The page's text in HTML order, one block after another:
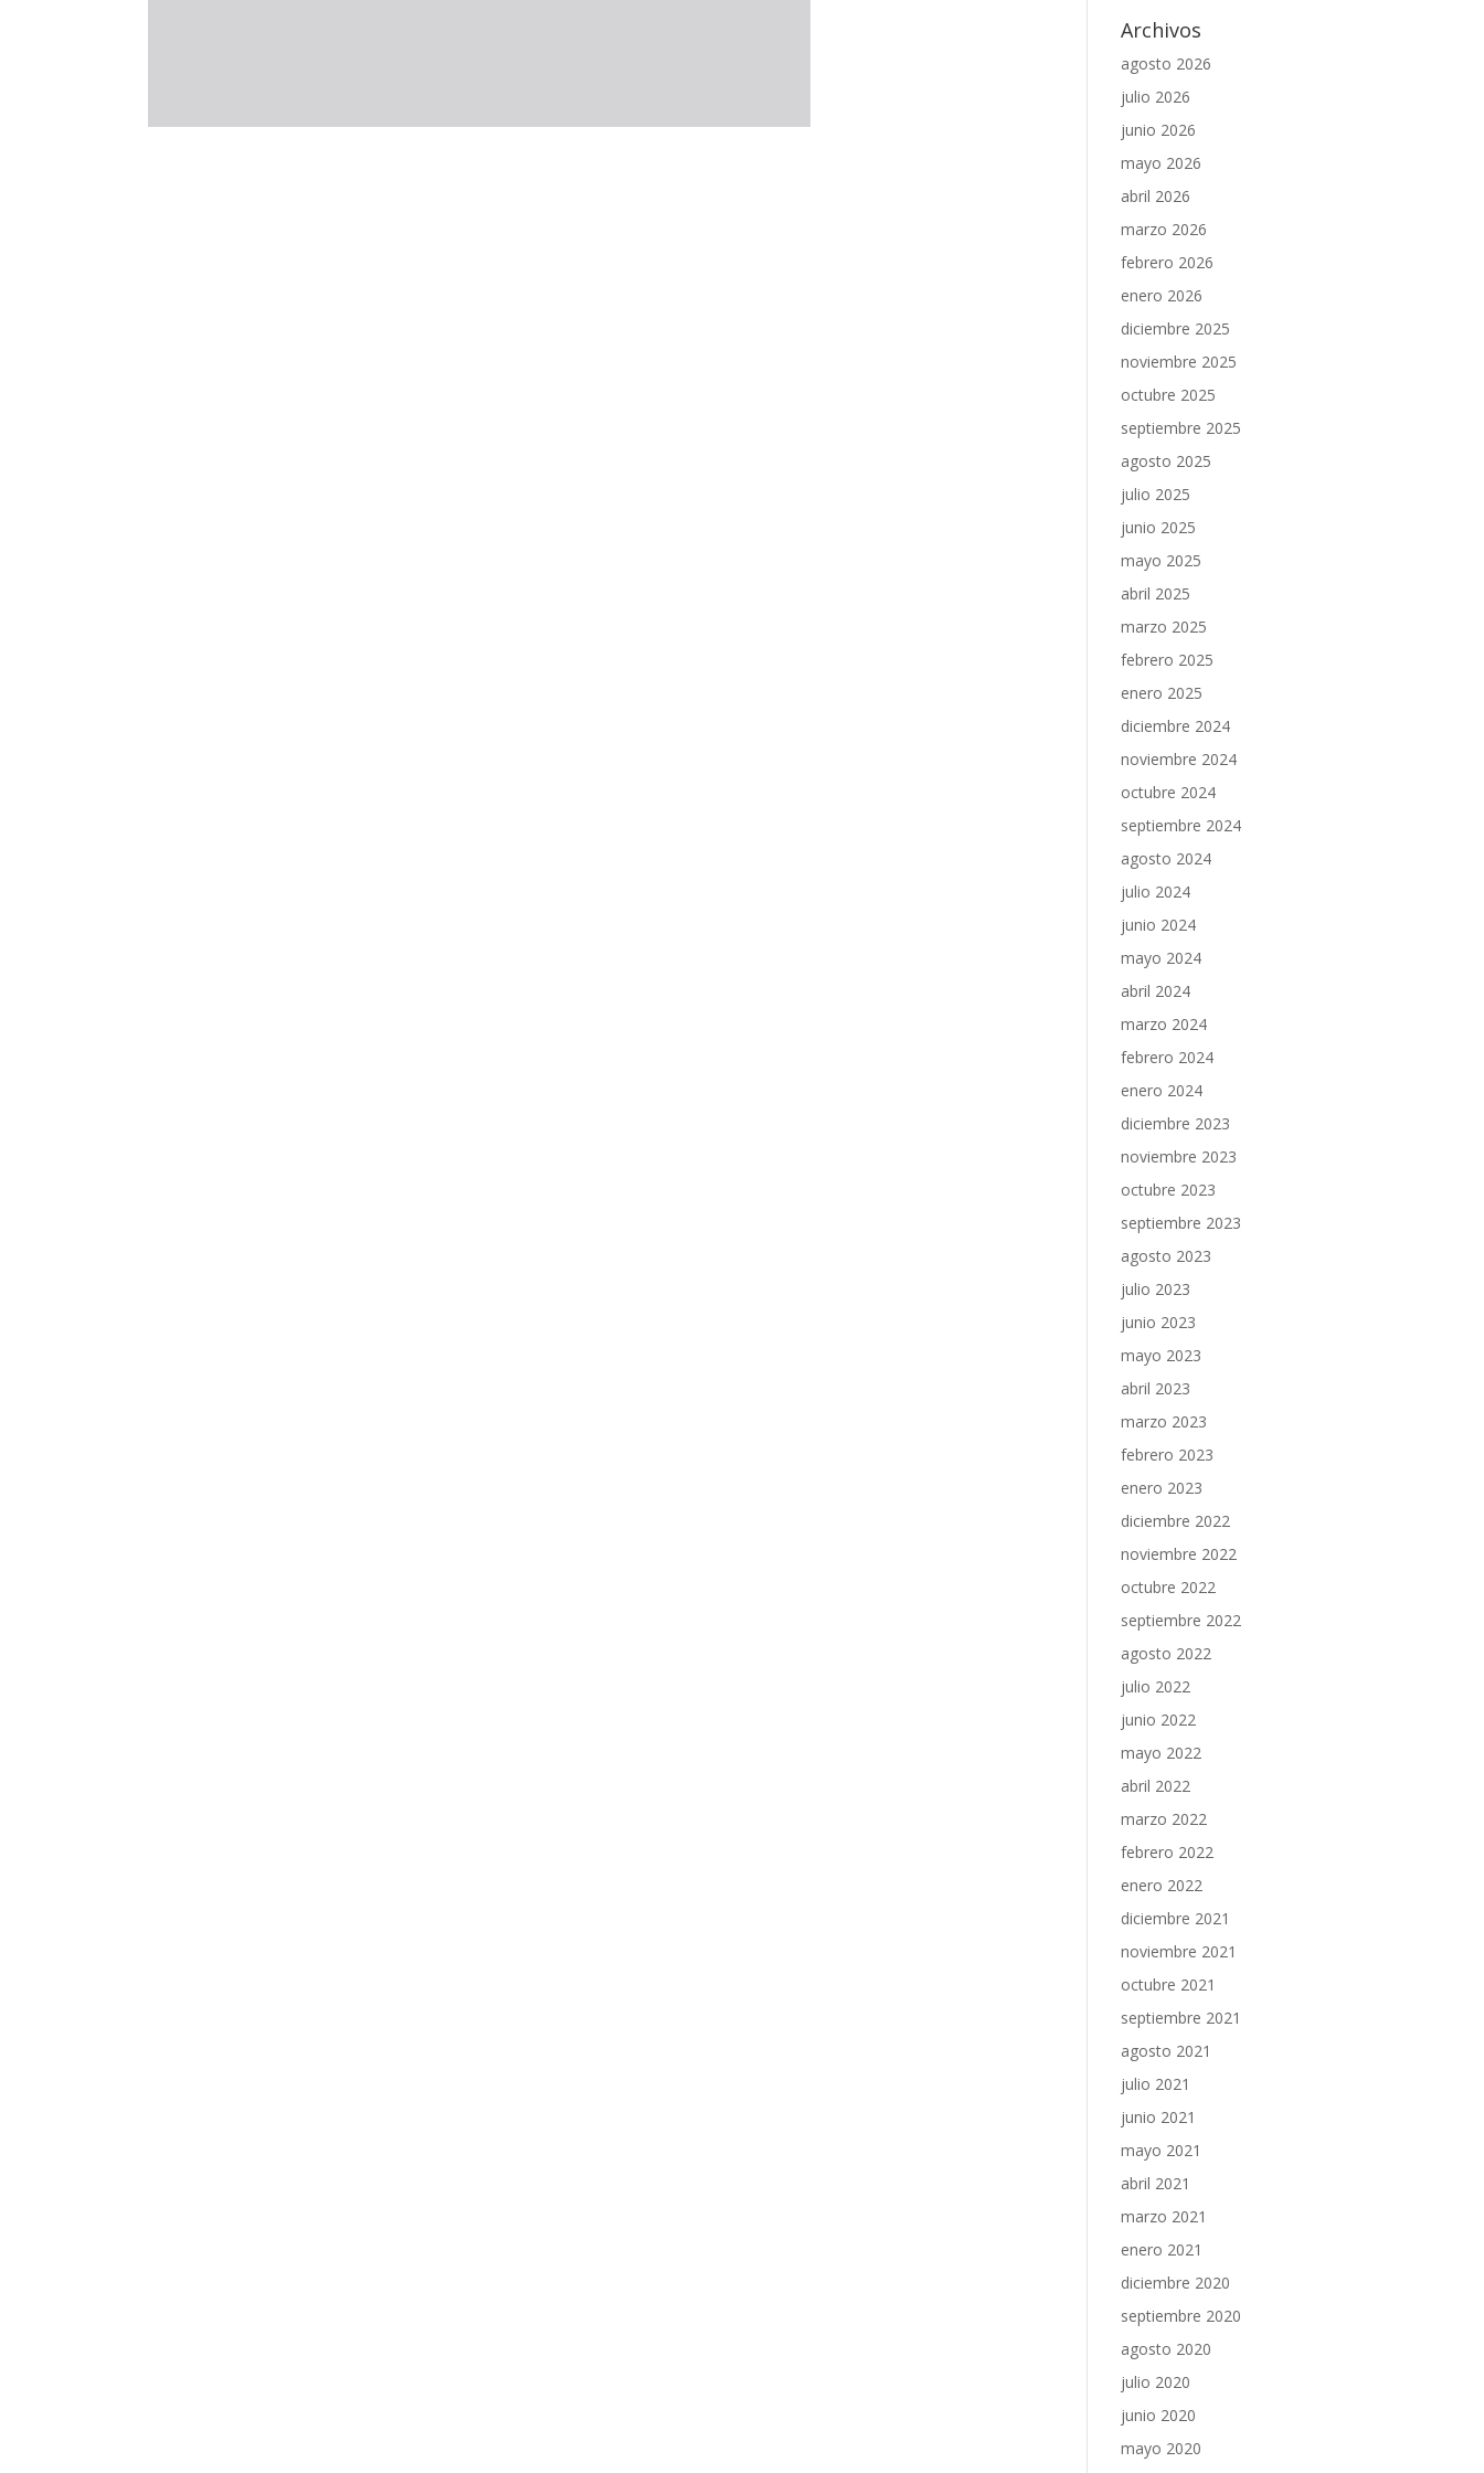
Archivos
agosto 2026
julio 2026
junio 2026
mayo 2026
abril 2026
marzo 2026
febrero 2026
enero 2026
diciembre 2025
noviembre 2025
octubre 2025
septiembre 2025
agosto 2025
julio 2025
junio 2025
mayo 2025
abril 2025
marzo 2025
febrero 2025
enero 2025
diciembre 2024
noviembre 2024
octubre 2024
septiembre 2024
agosto 2024
julio 2024
junio 2024
mayo 2024
abril 2024
marzo 2024
febrero 2024
enero 2024
diciembre 2023
noviembre 2023
octubre 2023
septiembre 2023
agosto 2023
julio 2023
junio 2023
mayo 2023
abril 2023
marzo 2023
febrero 2023
enero 2023
diciembre 2022
noviembre 2022
octubre 2022
septiembre 2022
agosto 2022
julio 2022
junio 2022
mayo 2022
abril 2022
marzo 2022
febrero 2022
enero 2022
diciembre 2021
noviembre 2021
octubre 2021
septiembre 2021
agosto 2021
julio 2021
junio 2021
mayo 2021
abril 2021
marzo 2021
enero 2021
diciembre 2020
septiembre 2020
agosto 2020
julio 2020
junio 2020
mayo 2020